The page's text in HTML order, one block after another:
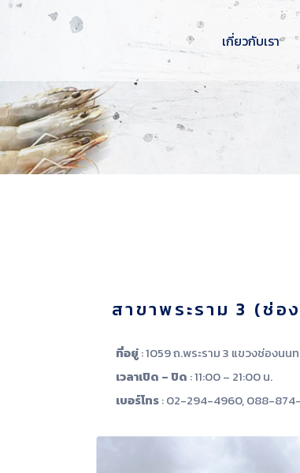
เกี่ยวกับเรา
สาขาพระราม 3 (ช่อ
ที่อยู่: 1059 ถ.พระราม 3 แขวงช่องนน
เวลาเปิด – ปิด : 11:00 – 21:00 น.
เบอร์โทร: 02-294-4960, 088-